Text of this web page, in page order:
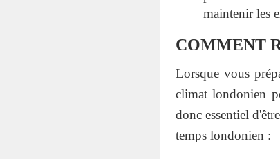
maintenir les
COMMENT
Lorsque vous
climat londonien
donc essentiel
temps londonien :